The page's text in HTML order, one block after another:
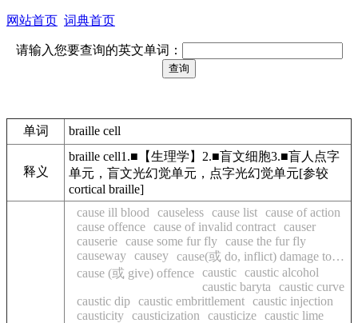
网站首页 词典首页
请输入您要查询的英文单词：
单词 braille cell
释义
braille cell1.■【生理学】2.■盲文细胞3.■盲人点字
单元，盲文光幻觉单元，点字光幻觉单元[参较
cortical braille]
cause ill blood causeless cause list cause of action
cause offence cause of invalid contract causer
causerie cause some fur fly cause the fur fly
causeway causey cause(或 do, inflict) damage to…
cause (或 give) offence caustic caustic alcohol
caustic baryta
caustic curve
caustic dip caustic embrittlement caustic injection
causticity causticization causticize caustic lime